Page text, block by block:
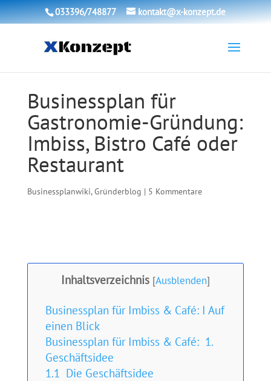
033396/748877 kontakt@x-konzept.de
Businessplan für
Gastronomie-Gründung:
Imbiss, Bistro Café oder
Restaurant
Businessplanwiki,Gründerblog | 5 Kommentare
Inhaltsverzeichnis [Ausblenden]
Businessplan für Imbiss & Café: I Auf
einen Blick
Businessplan für Imbiss & Café: 1.
Geschäftsidee
1.1 Die Geschäftsidee